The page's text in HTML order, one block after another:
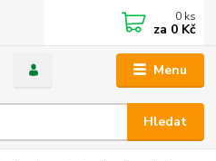
Menu
Hledat
0 ks
za 0 Kč